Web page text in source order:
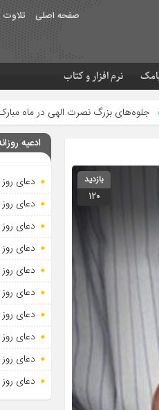
صفحه اصلی تلاوت
نرم افزار و کتاب
نصرت الهی در ماه مبارک رمضان دیده
بازدید
120
ادعیه
دعای
دعای
دعای
دعای
دعای
دعای
دعای
دعای
دعای
دعای